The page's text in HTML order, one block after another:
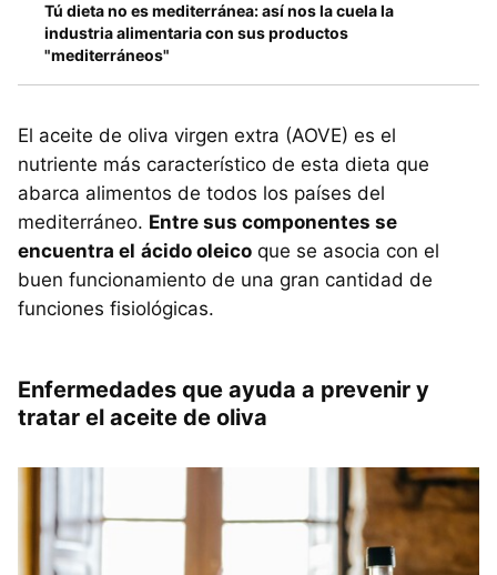
Tú dieta no es mediterránea: así nos la cuela la
industria alimentaria con sus productos
"mediterráneos"
El aceite de oliva virgen extra (AOVE) es el
nutriente más característico de esta dieta que
abarca alimentos de todos los países del
mediterráneo. Entre sus componentes se
encuentra el ácido oleico que se asocia con el
buen funcionamiento de una gran cantidad de
funciones fisiológicas.
Enfermedades que ayuda a prevenir y
tratar el aceite de oliva